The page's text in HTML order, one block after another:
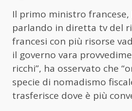
Il primo ministro francese,
parlando in diretta tv del
francesi con più risorse
il governo vara
ricchi”, ha osservato che
specie di nomadismo
trasferisce dove è più